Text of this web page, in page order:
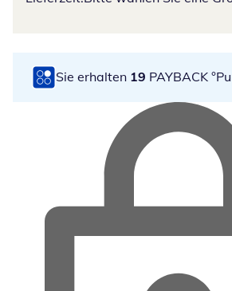
Sie erhalten 19 PAYBACK